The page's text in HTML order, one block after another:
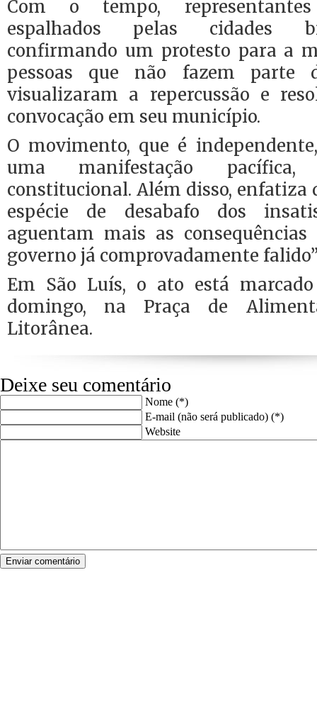
Com o tempo,
espalhados pelas cidades
confirmando um protesto para a
pessoas que não fazem parte
visualizaram a repercussão e
convocação em seu município.
O movimento, que é
uma manifestação
constitucional. Além disso, enfatiza
espécie de desabafo dos
aguentam mais as
governo já comprovadamente
Em São Luís, o ato está
domingo, na Praça de
Litorânea.
Deixe seu comentário
Nome (*)
E-mail (não será publicado) (*)
Website